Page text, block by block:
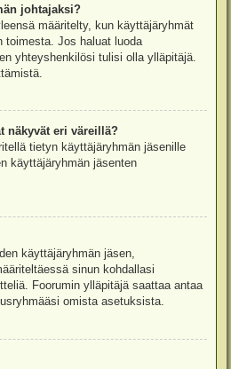
johtajaksi?
määritelty, kun käyttäjäryhmät
toimesta. Jos haluat luoda
yhteyshenkilösi tulisi olla ylläpitäjä.
näkyvät eri väreillä?
tietyn käyttäjäryhmän jäsenille
käyttäjäryhmän jäsenten
käyttäjäryhmän jäsen,
sinun kohdallasi
Foorumin ylläpitäjä saattaa antaa
omista asetuksista.